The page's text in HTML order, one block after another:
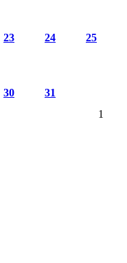
23 24 25
30
31
1